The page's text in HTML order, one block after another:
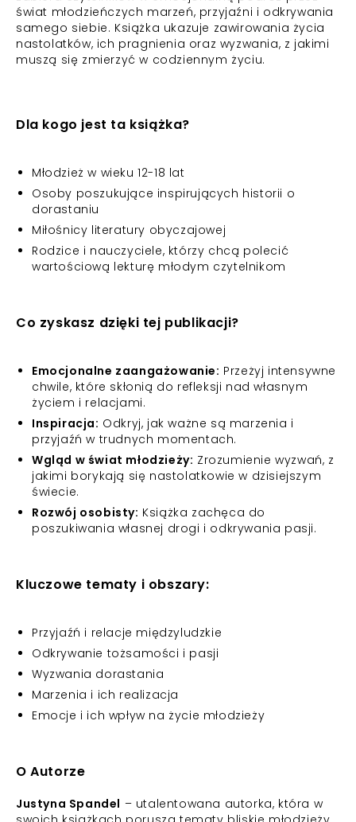
świat młodzieńczych marzeń, przyjaźni i odkrywania
samego siebie. Książka ukazuje zawirowania życia
nastolatków, ich pragnienia oraz wyzwania, z jakimi
muszą się zmierzyć w codziennym życiu.
Dla kogo jest ta książka?
Młodzież w wieku 12-18 lat
Osoby poszukujące inspirujących historii o
dorastaniu
Miłośnicy literatury obyczajowej
Rodzice i nauczyciele, którzy chcą polecić
wartościową lekturę młodym czytelnikom
Co zyskasz dzięki tej publikacji?
Emocjonalne zaangażowanie: Przeżyj intensywne
chwile, które skłonią do refleksji nad własnym
życiem i relacjami.
Inspiracja: Odkryj, jak ważne są marzenia i
przyjaźń w trudnych momentach.
Wgląd w świat młodzieży: Zrozumienie wyzwań, z
jakimi borykają się nastolatkowie w dzisiejszym
świecie.
Rozwój osobisty: Książka zachęca do
poszukiwania własnej drogi i odkrywania pasji.
Kluczowe tematy i obszary:
Przyjaźń i relacje międzyludzkie
Odkrywanie tożsamości i pasji
Wyzwania dorastania
Marzenia i ich realizacja
Emocje i ich wpływ na życie młodzieży
O Autorze
Justyna Spandel – utalentowana autorka, która w